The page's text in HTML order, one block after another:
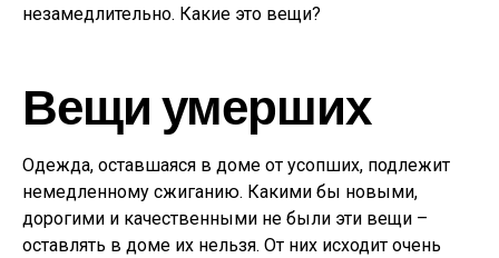
незамедлительно. Какие это вещи?
Вещи умерших
Одежда, оставшаяся в доме от усопших, подлежит
немедленному сжиганию. Какими бы новыми,
дорогими и качественными не были эти вещи –
оставлять в доме их нельзя. От них исходит очень